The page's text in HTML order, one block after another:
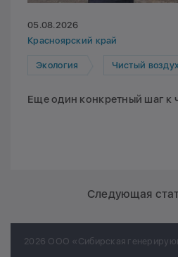
05.08.2026
Красноярский край
Экология Чистый воздух
Еще один конкретный шаг к
Следующая
2026 ООО «Сибирская